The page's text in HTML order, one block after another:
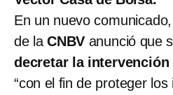
En un nuevo
de laCNBV anunció que
decretar la intervención
“con el fin de proteger